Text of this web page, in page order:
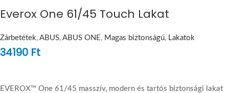
Everox One 61/45 Touch Lakat
Zárbetétek, ABUS, ABUS ONE , Magas biztonságú, Lakatok
34190 Ft
EVEROX™ One 61/45 masszív, modern és tartós biztonsági lakat